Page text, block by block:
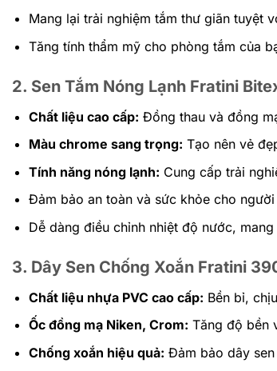
Mang lại trải nghiệm tắm thư giãn tuyệt
Tăng tính thẩm mỹ cho phòng tắm của
2. Sen Tắm Nóng Lạnh Fratini
Chất liệu cao cấp: Đồng thau và đồng
Màu chrome sang trọng: Tạo nên vẻ
Tính năng nóng lạnh: Cung cấp trải
Đảm bảo an toàn và sức khỏe cho
Dễ dàng điều chỉnh nhiệt độ nước,
3. Dây Sen Chống Xoắn Fratini
Chất liệu nhựa PVC cao cấp: Bền bỉ,
Ốc đồng mạ Niken, Crom: Tăng độ bền
Chống xoắn hiệu quả: Đảm bảo dây